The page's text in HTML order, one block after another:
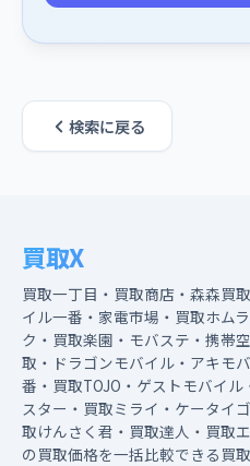
検索に戻る
買取X
買取一丁目・買取商店・森森買
イル一番・家電市場・買取ホム
ク・買取楽園・モバステ・携帯
取・ドラゴンモバイル・アキモ
番・買取TOJO・ゲストモバイ
スター・買取ミライ・ケータイ
取けんさく君・買取達人・買取
の買取価格を一括比較できる買